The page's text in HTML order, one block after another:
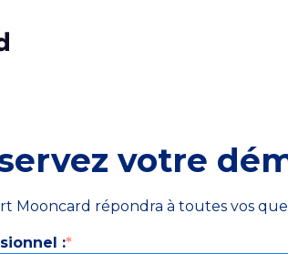
votre
Mooncard répondra à toutes vos
:*